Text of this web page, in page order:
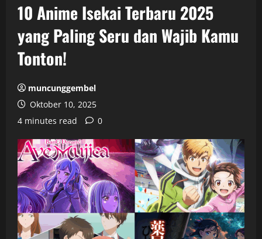
10 Anime Isekai Terbaru 2025
yang Paling Seru dan Wajib Kamu
Tonton!
muncunggembel
Oktober 10, 2025
4 minutes read
0